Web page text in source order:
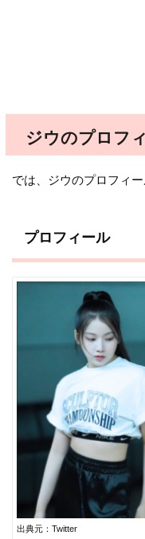
ジウのプロフ
では、ジウのプロフィ
プロフィール
出典元：Twitter